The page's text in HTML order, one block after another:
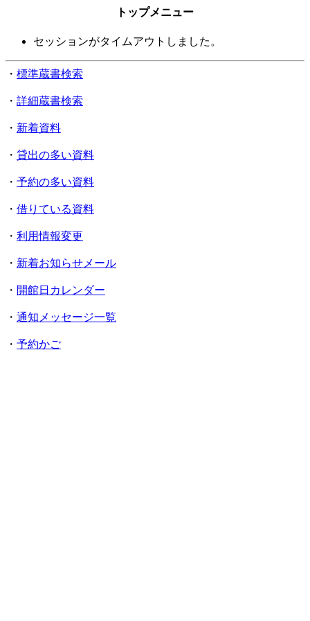
トップメニュー
セッションがタイムアウトしました。
・ 標準蔵書検索
・ 詳細蔵書検索
・ 新着資料
・ 貸出の多い資料
・ 予約の多い資料
・ 借りている資料
・ 利用情報変更
・ 新着お知らせメール
・ 開館日カレンダー
・ 通知メッセージ一覧
・ 予約かご